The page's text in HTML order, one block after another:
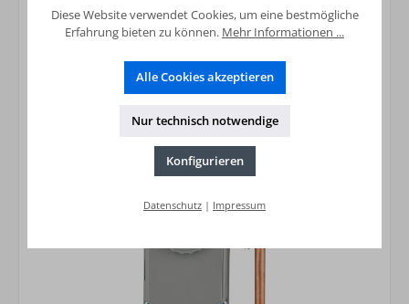
In den Warenkorb
Diese Website verwendet Cookies, um eine bestmögliche
Erfahrung bieten zu können. Mehr Informationen ...
Alle Cookies akzeptieren
Nur technisch notwendige
Konfigurieren
Datenschutz | Impressum